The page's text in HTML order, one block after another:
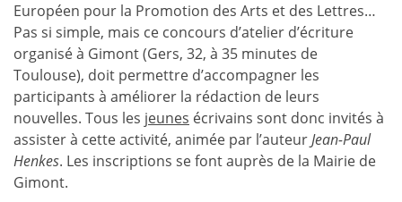
Européen pour la Promotion des Arts et des Lettres…
Pas si simple, mais ce concours d’atelier d’écriture
organisé à Gimont (Gers, 32, à 35 minutes de
Toulouse), doit permettre d’accompagner les
participants à améliorer la rédaction de leurs
nouvelles. Tous les jeunes écrivains sont donc invités à
assister à cette activité, animée par l’auteurJean-Paul
Henkes. Les inscriptions se font auprès de la Mairie de
Gimont.